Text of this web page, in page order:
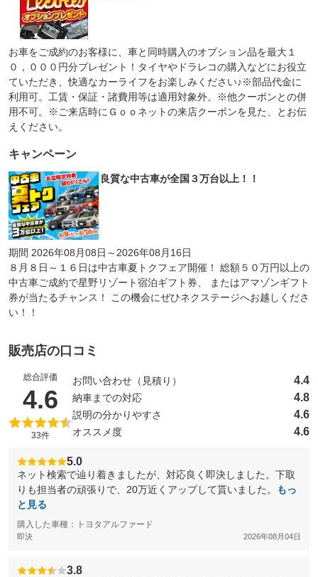
お車をご成約のお客様に、車と同時購入のオプション品を最大１
０，０００円分プレゼント！タイヤやドラレコの購入などにお役立
ていただき、快適なカーライフをお楽しみください♪※部品代金に
利用可。工賃・保証・諸費用等は適用対象外。※他クーポンとの併
用不可。※ご来店時にＧｏｏネットの来店クーポンを見た、とお伝
えください。
キャンペーン
良質な中古車が全国３万台以上！！
期間 2026年08月08日～2026年08月16日
８月８日～１６日は中古車夏トクフェア開催！ 総額５０万円以上の
中古車ご成約で星野リゾート宿泊ギフト券、 またはアマゾンギフト
券が当たるチャンス！ この機会にぜひネクステージへお越しくださ
い！！
販売店の口コミ
総合評価
4.6 （5点満点中）
33件
お問い合わせ（見積り） 4.4
納車までの対応 4.8
説明の分かりやすさ 4.6
オススメ度 4.6
5.0
ネット検索で辿り着きましたが、対応良く即決しました。下取
りも担当者の頑張りで、20万近くアップして貰いました。
もっ
と見る
購入した車種：トヨタアルファード
即決 2026年08月04日
3.8